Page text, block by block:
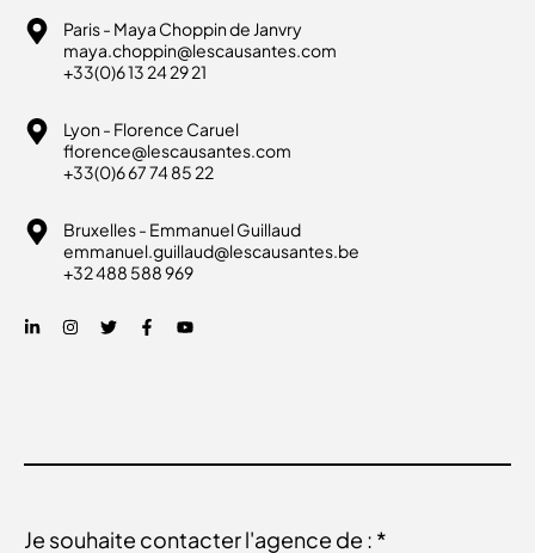
Paris - Maya Choppin de Janvry
maya.choppin@lescausantes.com
+33(0)6 13 24 29 21
Lyon - Florence Caruel
florence@lescausantes.com
+33(0)6 67 74 85 22
Bruxelles - Emmanuel Guillaud
emmanuel.guillaud@lescausantes.be
+32 488 588 969
Je souhaite contacter l'agence de : *